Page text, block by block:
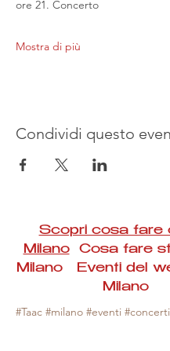
ore 21. Concerto
Mostra di più
Condividi questo
Scopri cosa fare
MilanoCosa fare
Milano Eventi del
Milano
#Taac #milano #eventi